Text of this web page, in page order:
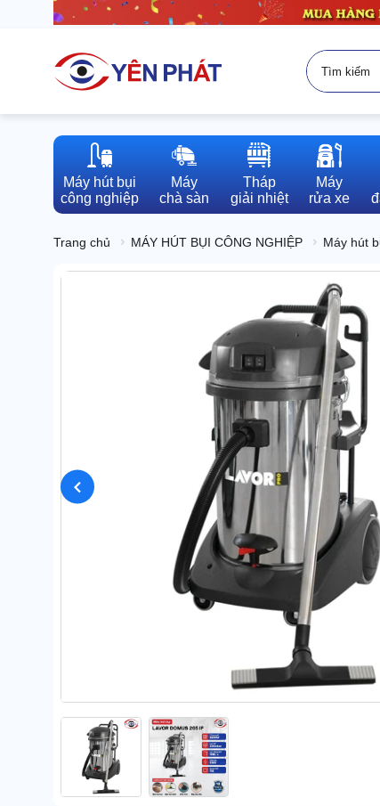
Máy hút bụi
công nghiệp
Máy
chà sàn
Tháp
giải nhiệt
Máy
rửa xe
Trang chủ MÁY HÚT BỤI CÔNG NGHIỆP Máy hút